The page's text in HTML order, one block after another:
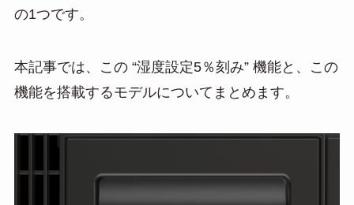
の1つです。
本記事では、この “湿度設定5％刻み” 機能と、この
機能を搭載するモデルについてまとめます。